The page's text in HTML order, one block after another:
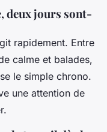
deux jours sont-
rapidement. Entre
calme et balades,
le simple chrono.
une attention de